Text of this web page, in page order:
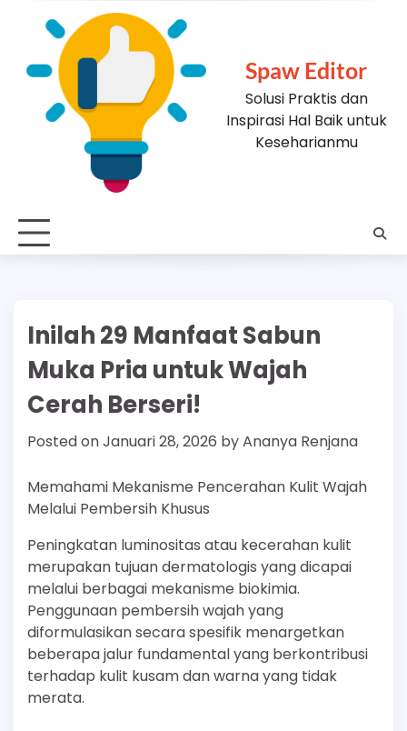
Spaw Editor
Solusi Praktis dan
Inspirasi Hal Baik untuk
Keseharianmu
Inilah 29 Manfaat Sabun
Muka Pria untuk Wajah
Cerah Berseri!
Posted onJanuari 28, 2026 byAnanya Renjana
Memahami Mekanisme Pencerahan Kulit Wajah
Melalui Pembersih Khusus
Peningkatan luminositas atau kecerahan kulit
merupakan tujuan dermatologis yang dicapai
melalui berbagai mekanisme biokimia.
Penggunaan pembersih wajah yang
diformulasikan secara spesifik menargetkan
beberapa jalur fundamental yang berkontribusi
terhadap kulit kusam dan warna yang tidak
merata.